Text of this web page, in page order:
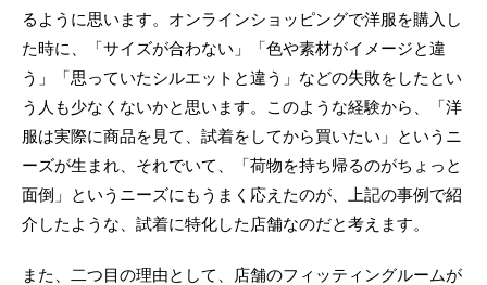
るように思います。オンラインショッピングで洋服を購入し
た時に、「サイズが合わない」「色や素材がイメージと違
う」「思っていたシルエットと違う」などの失敗をしたとい
う人も少なくないかと思います。このような経験から、「洋
服は実際に商品を見て、試着をしてから買いたい」というニ
ーズが生まれ、それでいて、「荷物を持ち帰るのがちょっと
面倒」というニーズにもうまく応えたのが、上記の事例で紹
介したような、試着に特化した店舗なのだと考えます。
また、二つ目の理由として、店舗のフィッティングルームが